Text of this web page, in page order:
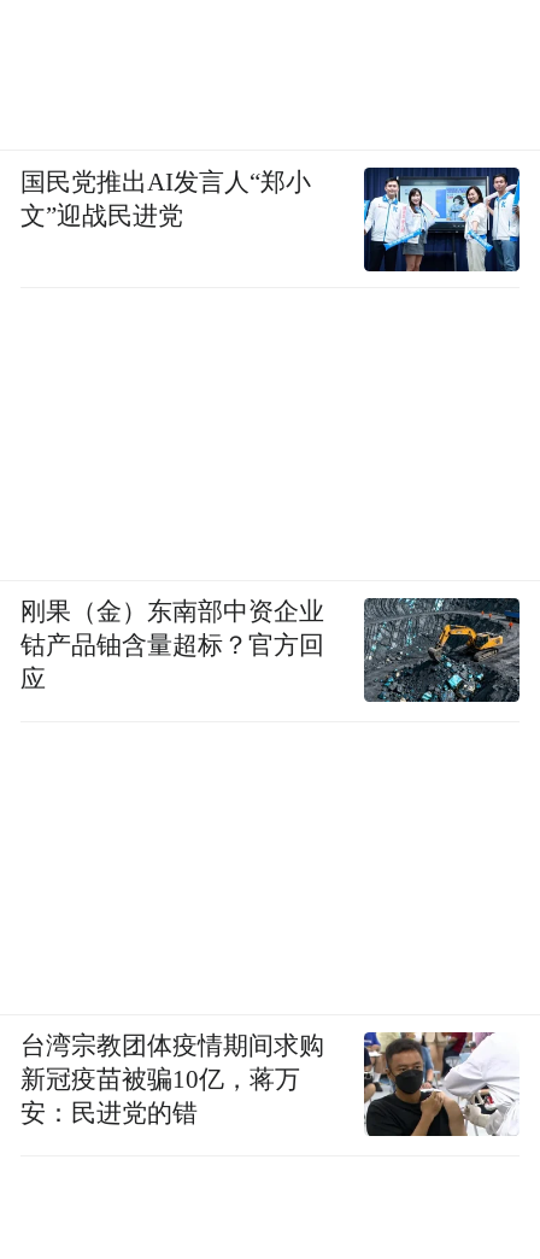
国民党推出AI发言人“郑小
文”迎战民进党
刚果（金）东南部中资企业
钴产品铀含量超标？官方回
应
台湾宗教团体疫情期间求购
新冠疫苗被骗10亿，蒋万
安：民进党的错